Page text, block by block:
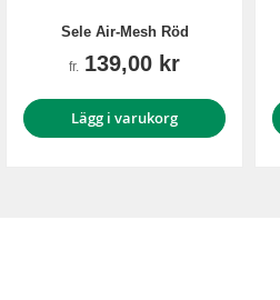
Sele Air-Mesh Röd
fr. 139,00 kr
Lägg i varukorg